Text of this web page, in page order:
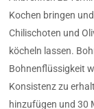
Kochen bringen
Chilischoten und
köcheln lassen.
Bohnenflüssigkeit
Konsistenz zu
hinzufügen und 30